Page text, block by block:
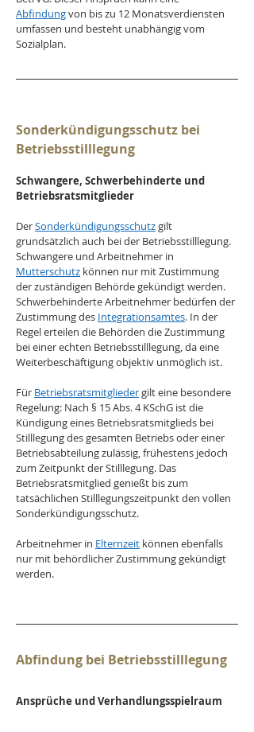
Abfindung von bis zu 12 Monatsverdiensten
umfassen und besteht unabhängig vom
Sozialplan.
Sonderkündigungsschutz bei
Betriebsstilllegung
Schwangere, Schwerbehinderte und
Betriebsratsmitglieder
Der Sonderkündigungsschutz gilt
grundsätzlich auch bei der Betriebsstilllegung.
Schwangere und Arbeitnehmer in
Mutterschutz können nur mit Zustimmung
der zuständigen Behörde gekündigt werden.
Schwerbehinderte Arbeitnehmer bedürfen der
Zustimmung des Integrationsamtes. In der
Regel erteilen die Behörden die Zustimmung
bei einer echten Betriebsstilllegung, da eine
Weiterbeschäftigung objektiv unmöglich ist.
Für Betriebsratsmitglieder gilt eine besondere
Regelung: Nach § 15 Abs. 4 KSchG ist die
Kündigung eines Betriebsratsmitglieds bei
Stilllegung des gesamten Betriebs oder einer
Betriebsabteilung zulässig, frühestens jedoch
zum Zeitpunkt der Stilllegung. Das
Betriebsratsmitglied genießt bis zum
tatsächlichen Stilllegungszeitpunkt den vollen
Sonderkündigungsschutz.
Arbeitnehmer in Elternzeit können ebenfalls
nur mit behördlicher Zustimmung gekündigt
werden.
Abfindung bei Betriebsstilllegung
Ansprüche und Verhandlungsspielraum